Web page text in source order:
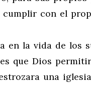
con el
en la vida de los
que Dios
una